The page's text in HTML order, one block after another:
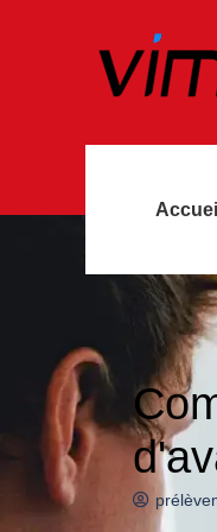
Accueil